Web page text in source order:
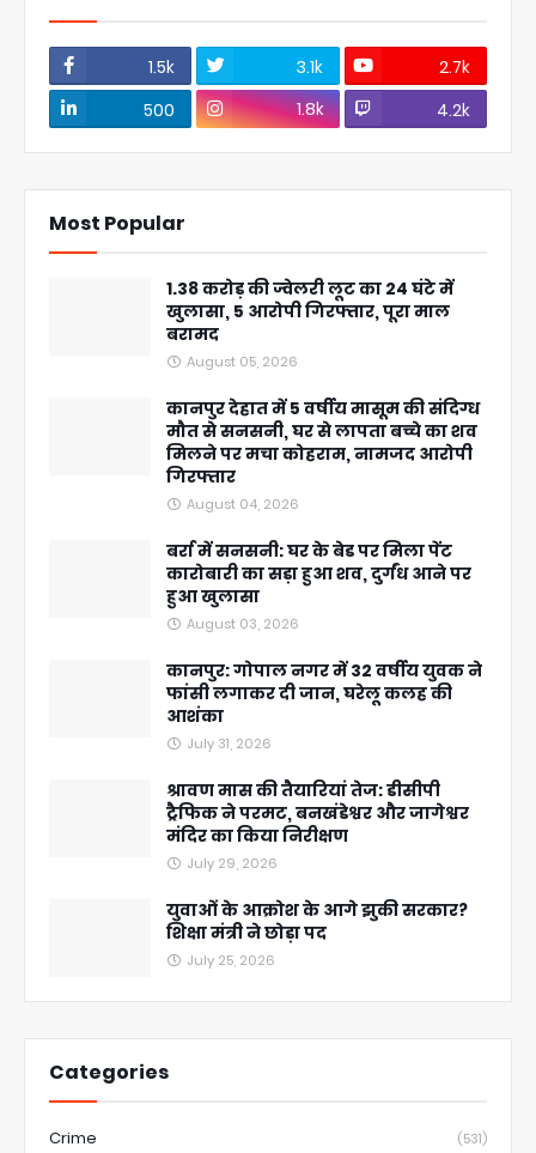
1.5k 3.1k
2.7k
500
1.8k 4.2k
Most Popular
1.38 करोड़ की ज्वेलरी लूट का 24 घंटे में
खुलासा, 5 आरोपी गिरफ्तार, पूरा माल
बरामद
August 05, 2026
कानपुर देहात में 5 वर्षीय मासूम की संदिग्ध
मौत से सनसनी, घर से लापता बच्चे का शव
मिलने पर मचा कोहराम, नामजद आरोपी
गिरफ्तार
August 04, 2026
बर्रा में सनसनी: घर के बेड पर मिला पेंट
कारोबारी का सड़ा हुआ शव, दुर्गंध आने पर
हुआ खुलासा
August 03, 2026
कानपुर: गोपाल नगर में 32 वर्षीय युवक ने
फांसी लगाकर दी जान, घरेलू कलह की
आशंका
July 31, 2026
श्रावण मास की तैयारियां तेज: डीसीपी
ट्रैफिक ने परमट, बनखंडेश्वर और जागेश्वर
मंदिर का किया निरीक्षण
July 29, 2026
युवाओं के आक्रोश के आगे झुकी सरकार?
शिक्षा मंत्री ने छोड़ा पद
July 25, 2026
Categories
Crime (531)